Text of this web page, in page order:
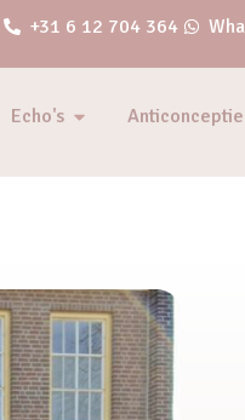
+31 6 12 704 364
Echo's Anticonceptie